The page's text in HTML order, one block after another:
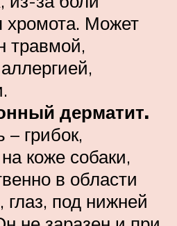
хромота. Может
травмой,
дерматит.
– грибок,
коже собаки,
в области
глаз, под нижней